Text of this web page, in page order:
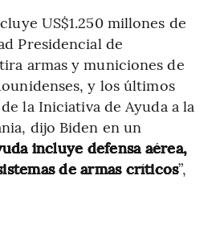
US$1.250 millones de
Presidencial de
armas y municiones de
y los últimos
la Iniciativa de Ayuda a la
dijo Biden en un
incluye defensa aérea,
de armas críticos”,